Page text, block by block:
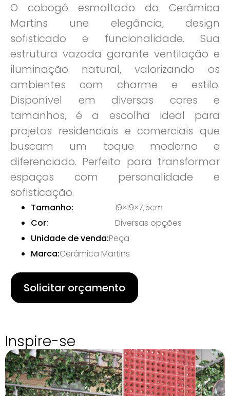
Tamanho:
19×19×7,5cm
Cor:
Diversas opções
Unidade de venda:Peça
Marca:Cerâmica Martins
Solicitar orçamento
O cobogó esmaltado da Cerâmica
Martins une elegância, design
sofisticado e funcionalidade. Sua
estrutura vazada garante ventilação e
iluminação natural, valorizando os
ambientes com charme e estilo.
Disponível em diversas cores e
tamanhos, é a escolha ideal para
projetos residenciais e comerciais que
buscam um toque moderno e
diferenciado. Perfeito para transformar
espaços com personalidade e
sofisticação.
Inspire-se